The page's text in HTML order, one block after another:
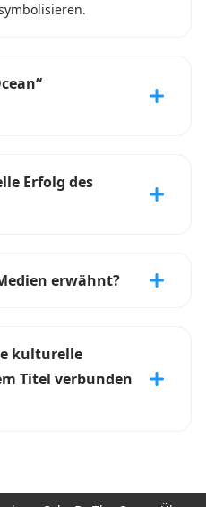
Erfolg des
erwähnt?
kulturelle
Titel verbunden